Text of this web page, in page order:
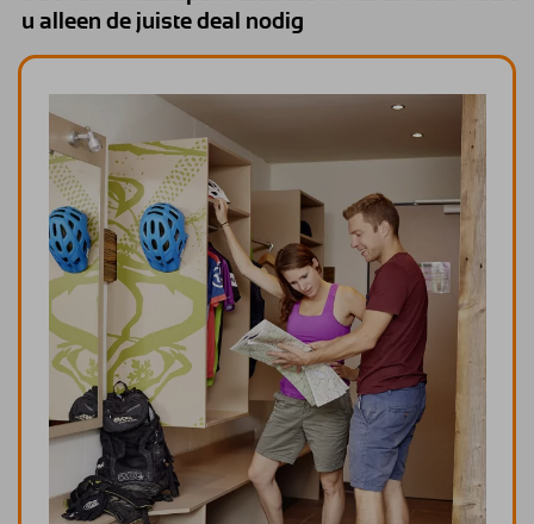
u alleen de juiste deal nodig